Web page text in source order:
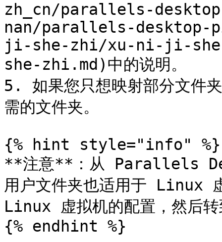
zh_cn/parallels-
nan/parallels-desktop-
ji-she-zhi/xu-ni-ji-she-
she-zhi.md)中的说明。
5. 如果您只想映射部分文件
需的文件夹。
{% hint style="info" %}
**注意**：从 Parallels
用户文件夹也适用于 Linux
Linux 虚拟机的配置，然
{% endhint %}